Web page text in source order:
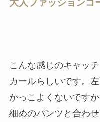
大人ファッションコ
こんな感じのキャッ
カールらしいです。
かっこよくないです
細めのパンツと合わ